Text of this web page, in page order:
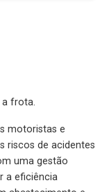
frota.
motoristas e
riscos de acidentes
uma gestão
a eficiência